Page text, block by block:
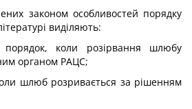
законом особливостей порядку
виділяють:
порядок, коли розірвання шлюбу
органом РАЦС;
шлюб розривається за рішенням